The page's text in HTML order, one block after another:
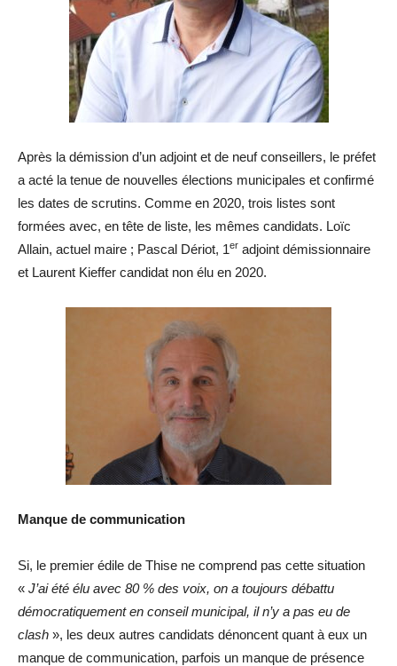
Après la démission d’un adjoint et de neuf conseillers, le préfet
a acté la tenue de nouvelles élections municipales et confirmé
les dates de scrutins. Comme en 2020, trois listes sont
formées avec, en tête de liste, les mêmes candidats. Loïc
Allain, actuel maire ; Pascal Dériot, 1er adjoint démissionnaire
et Laurent Kieffer candidat non élu en 2020.
Manque de communication
Si, le premier édile de Thise ne comprend pas cette situation
« J’ai été élu avec 80 % des voix, on a toujours débattu
démocratiquement en conseil municipal, il n’y a pas eu de
clash », les deux autres candidats dénoncent quant à eux un
manque de communication, parfois un manque de présence